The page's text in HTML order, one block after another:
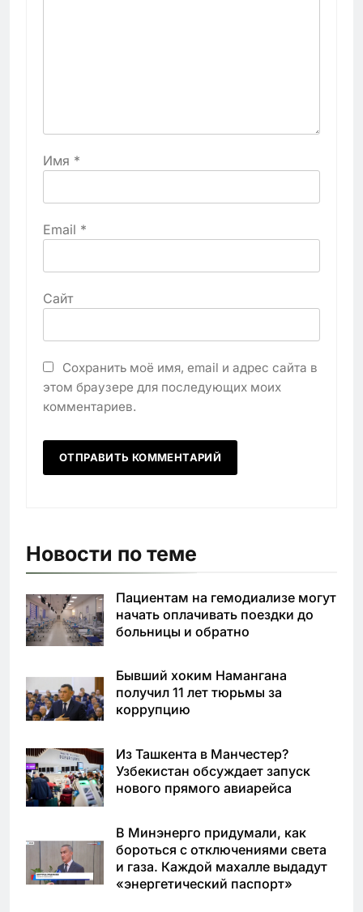
Имя *
Email *
Сайт
Сохранить моё имя, email и адрес сайта в
этом браузере для последующих моих
комментариев.
Новости по теме
Пациентам на гемодиализе могут
начать оплачивать поездки до
больницы и обратно
Бывший хоким Намангана
получил 11 лет тюрьмы за
коррупцию
Из Ташкента в Манчестер?
Узбекистан обсуждает запуск
нового прямого авиарейса
В Минэнерго придумали, как
бороться с отключениями света
и газа. Каждой махалле выдадут
«энергетический паспорт»